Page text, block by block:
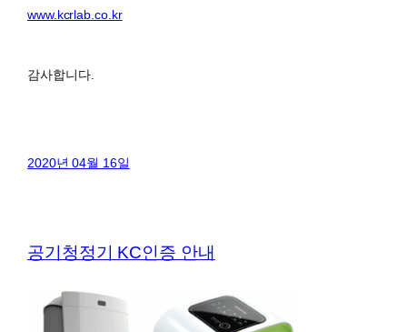
www.kcrlab.co.kr
감사합니다.
2020년 04월 16일
공기청정기 KC인증 안내